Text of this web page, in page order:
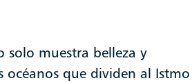
solo muestra belleza y
océanos que dividen al Istmo